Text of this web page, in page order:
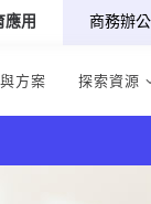
應用 商務辦公
方案 探索資源